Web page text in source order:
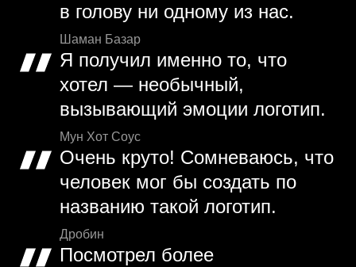
в голову ни одному из нас.
Шаман Базар
Я получил именно то, что
хотел — необычный,
вызывающий эмоции логотип.
Мун Хот Соус
Очень круто! Сомневаюсь, что
человек мог бы создать по
названию такой логотип.
Дробин
Посмотрел более